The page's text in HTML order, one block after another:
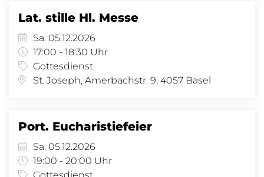
Lat. stille Hl. Messe
Sa. 05.12.2026
17:00 - 18:30 Uhr
Gottesdienst
St. Joseph, Amerbachstr. 9, 4057 Basel
Port. Eucharistiefeier
Sa. 05.12.2026
19:00 - 20:00 Uhr